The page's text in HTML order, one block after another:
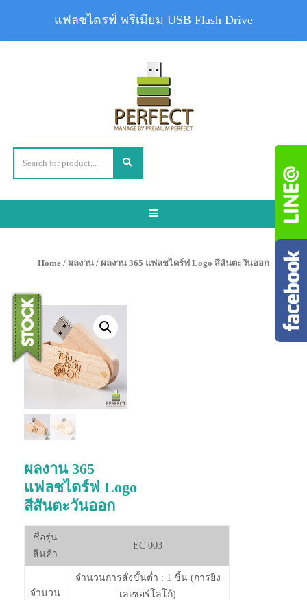
Toggle
Home / ผลงาน / ผลงาน 365 แฟลชไดร์ฟ Logo สีสันตะวันออก
ผลงาน 365
แฟลชไดร์ฟ Logo
สีสันตะวันออก
ชื่อรุ่น
สินค้า
EC 003
จำนวน
จำนวนการสั่งขั้นต่ำ : 1 ชิ้น (การยิง
เลเซอร์โลโก้)
แฟลชไดรฟ์ พรีเมียม USB Flash Drive